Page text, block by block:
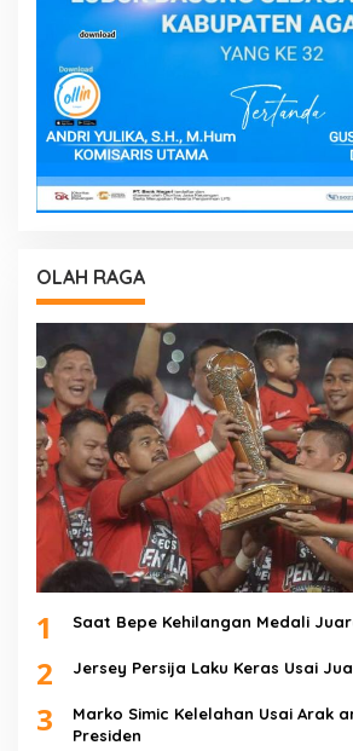
OLAH RAGA
1 Saat Bepe Kehilangan Medali
2 Jersey Persija Laku Keras Usai
3
Marko Simic Kelelahan Usai Arak
Presiden